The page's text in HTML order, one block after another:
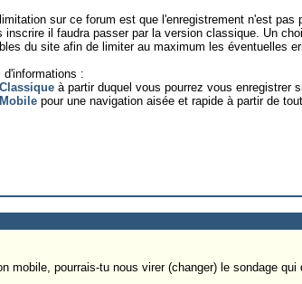
sur ce forum est que l'enregistrement n'est pas
inscrire il faudra passer par la version classique. Un
du site afin de limiter au maximum les éventuelles
d'informations :
à partir duquel vous pourrez vous enregistrer
pour une navigation aisée et rapide à partir de
pourrais-tu nous virer (changer) le sondage qui